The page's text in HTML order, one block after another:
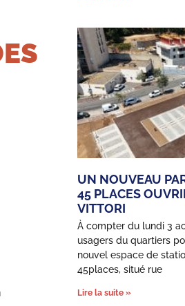
UN NOUVEAU
45 PLACES
VITTORI
À compter du lundi 3
usagers du quartiers
nouvel espace de
45places, situé rue
Lire la suite »